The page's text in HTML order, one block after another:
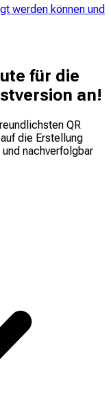
werden können und
für die
an!
QR
die Erstellung
und nachverfolgbar